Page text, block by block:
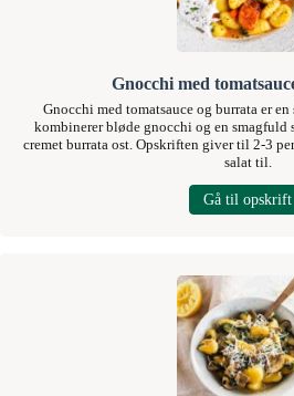
Gnocchi med
Gnocchi med tomatsauce og burrata er
kombinerer bløde gnocchi og en smagfuld
cremet burrata ost. Opskriften giver til 2-3
salat til.
Gå til opskrift